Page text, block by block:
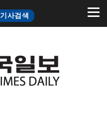
기사검색